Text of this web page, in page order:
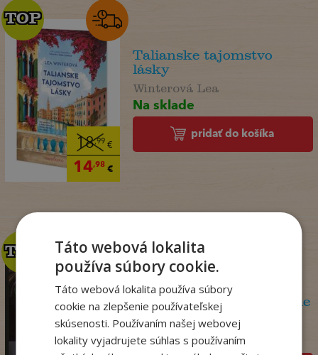
18,99 €
14,98€
TOP
TOP
Talianske tajomstvo
lásky
Winterová Lea
Na sklade
pridať do košíka
TOP
TOP
Olej a mramor, 2. vydanie
Storeyová Stephanie
Na sklade
Táto webová lokalita
používa súbory cookie.
Táto webová lokalita používa súbory
cookie na zlepšenie používateľskej
skúsenosti. Používaním našej webovej
lokality vyjadrujete súhlas s používaním